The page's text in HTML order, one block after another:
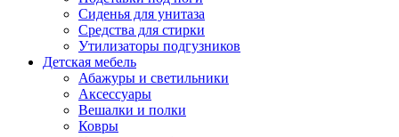
Сиденья для унитаза
Средства для стирки
Утилизаторы подгузников
Детская мебель
Абажуры и светильники
Аксессуары
Вешалки и полки
Ковры